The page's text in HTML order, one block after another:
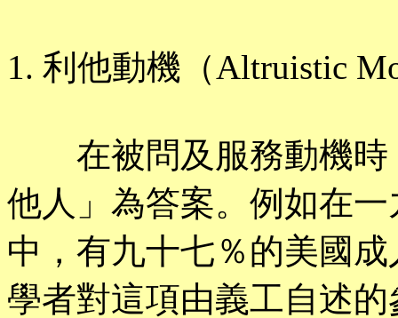
1. 利他動機（Altruistic
在被問及服務動機時
他人」為答案。例如在
中，有九十七％的美國
學者對這項由義工自述